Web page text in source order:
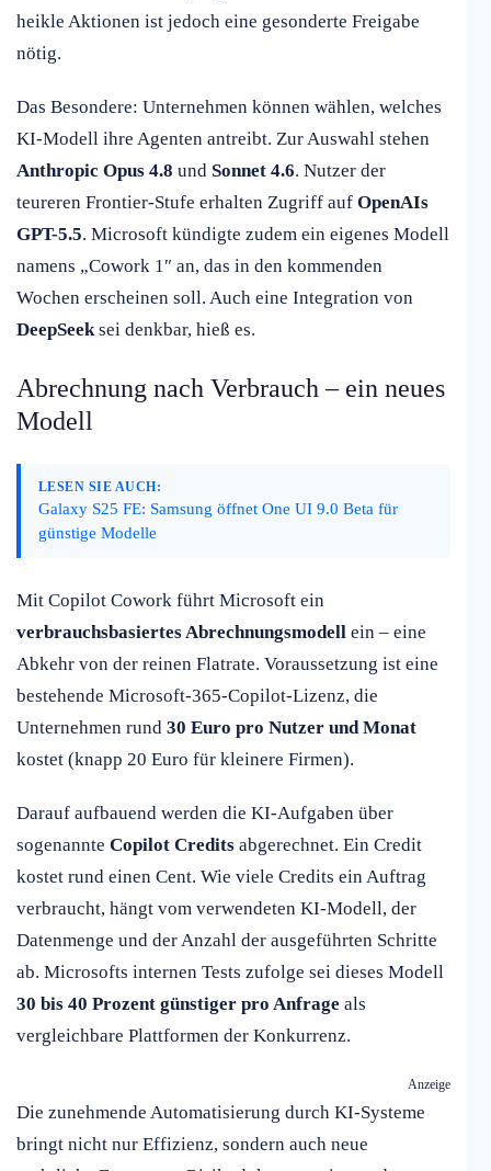
heikle Aktionen ist jedoch eine gesonderte Freigabe
nötig.
Das Besondere: Unternehmen können wählen, welches
KI-Modell ihre Agenten antreibt. Zur Auswahl stehen
Anthropic Opus 4.8 und Sonnet 4.6. Nutzer der
teureren Frontier-Stufe erhalten Zugriff auf OpenAIs
GPT-5.5. Microsoft kündigte zudem ein eigenes Modell
namens „Cowork 1″ an, das in den kommenden
Wochen erscheinen soll. Auch eine Integration von
DeepSeeksei denkbar, hieß es.
Abrechnung nach Verbrauch – ein neues
Modell
LESEN SIE AUCH:
Galaxy S25 FE: Samsung öffnet One UI 9.0 Beta für
günstige Modelle
Mit Copilot Cowork führt Microsoft ein
verbrauchsbasiertes Abrechnungsmodell ein – eine
Abkehr von der reinen Flatrate. Voraussetzung ist eine
bestehende Microsoft-365-Copilot-Lizenz, die
Unternehmen rund 30 Euro pro Nutzer und Monat
kostet (knapp 20 Euro für kleinere Firmen).
Darauf aufbauend werden die KI-Aufgaben über
sogenannte Copilot Credits abgerechnet. Ein Credit
kostet rund einen Cent. Wie viele Credits ein Auftrag
verbraucht, hängt vom verwendeten KI-Modell, der
Datenmenge und der Anzahl der ausgeführten Schritte
ab. Microsofts internen Tests zufolge sei dieses Modell
30 bis 40 Prozent günstiger pro Anfrage als
vergleichbare Plattformen der Konkurrenz.
Anzeige
Die zunehmende Automatisierung durch KI-Systeme
bringt nicht nur Effizienz, sondern auch neue